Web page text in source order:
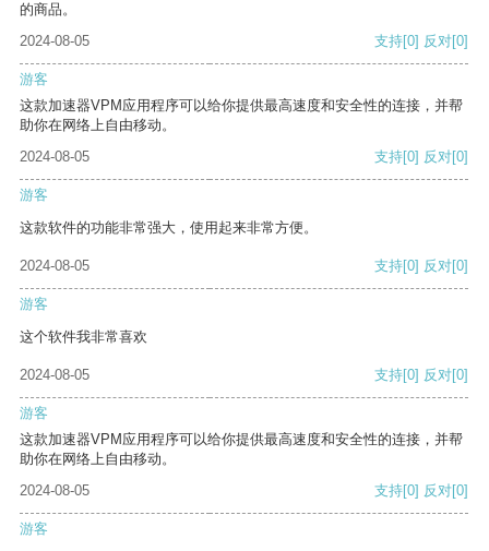
的商品。
2024-08-05
支持[0] 反对[0]
游客
这款加速器VPM应用程序可以给你提供最高速度和安全性的连接，并帮
助你在网络上自由移动。
2024-08-05
支持[0] 反对[0]
游客
这款软件的功能非常强大，使用起来非常方便。
2024-08-05 支持[0] 反对[0]
游客
这个软件我非常喜欢
2024-08-05 支持[0] 反对[0]
游客
这款加速器VPM应用程序可以给你提供最高速度和安全性的连接，并帮
助你在网络上自由移动。
2024-08-05
支持[0] 反对[0]
游客